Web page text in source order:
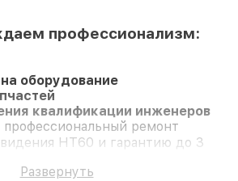
профессионализм:
оборудование
квалификации инженеров
ремонт
HT60 и гарантию до 3
Развернуть